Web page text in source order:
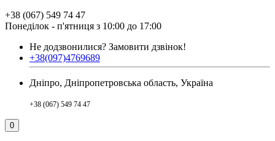
+38 (067) 549 74 47
Понеділок - п'ятниця з 10:00 до 17:00
Не додзвонилися? Замовити дзвінок!
+38(097)4769689
Дніпро, Дніпропетровська область, Україна
+38 (067) 549 74 47
0